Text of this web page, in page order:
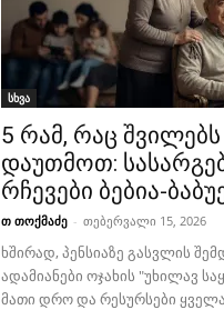
სხვა
5 რამ, რაც
დაუთმოთ:
რჩევები ბებია-
თ თოქმაძე - თებერვალი 15, 2026
ხშირად, პენსიაზე გასვლის
ადამიანები ოჯახის "უხილავ
მათი დრო და რესურსები